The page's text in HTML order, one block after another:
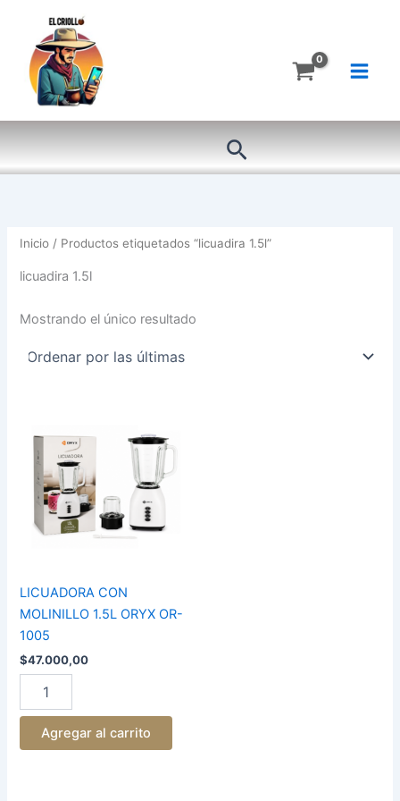
contenido
Buscar
Inicio / Productos etiquetados “licuadira 1.5l”
licuadira 1.5l
Mostrando el único resultado
LICUADORA CON
MOLINILLO 1.5L ORYX OR-
1005
$47.000,00
MOLINILLO
1.5L
ORYX
OR-
1005
cantidad
Agregar al carrito